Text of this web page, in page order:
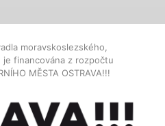
moravskoslezského,
financována z rozpočtu
MĚSTA OSTRAVA!!!